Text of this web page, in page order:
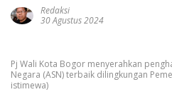
Redaksi
30 Agustus 2024
Pj Wali Kota Bogor menyerahkan
Negara (ASN) terbaik dilingkungan
istimewa)